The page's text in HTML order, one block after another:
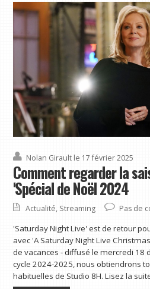
Nolan Girault le 17 février 2025
Comment regarder la
'Spécial de Noël 2024
Actualité, Streaming Pas de
'Saturday Night Live' est de retour
avec 'A Saturday Night Live
de vacances - diffusé le mercredi 18
cycle 2024-2025, nous obtiendrons
habituelles de Studio 8H. Lisez la